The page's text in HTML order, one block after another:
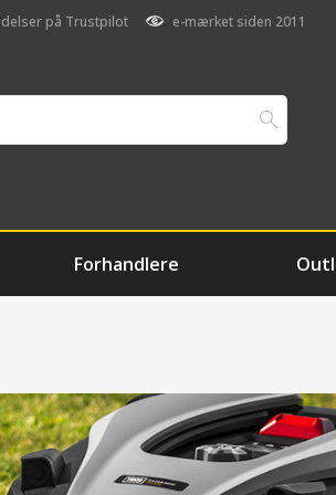
på Trustpilot e-mærket siden 2011
Forhandlere